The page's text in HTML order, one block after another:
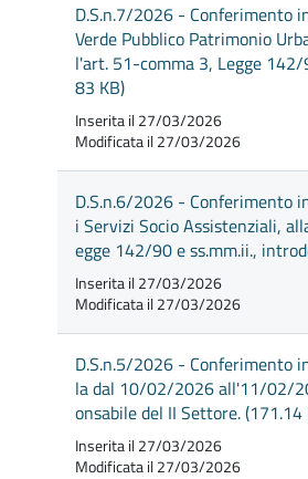
D.S.n.7/2026 - Conferimento
Verde Pubblico Patrimonio
l'art. 51-comma 3, Legge
83 KB)
Inserita il 27/03/2026
Modificata il 27/03/2026
D.S.n.6/2026 - Conferimento
i Servizi Socio Assistenziali,
egge 142/90 e ss.mm.ii.,
Inserita il 27/03/2026
Modificata il 27/03/2026
D.S.n.5/2026 - Conferimento
la dal 10/02/2026 all'11/02/
onsabile del II Settore. (171.14
Inserita il 27/03/2026
Modificata il 27/03/2026